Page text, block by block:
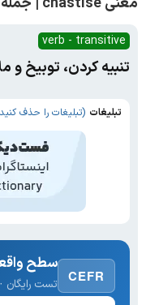
verb - transitive
تنبیه کردن، توبیخ و
تبلیغات (تبلیغات را حذف
CEFR
سطح
تست رایگان · ۳۰ سوال · نتیجه فوری